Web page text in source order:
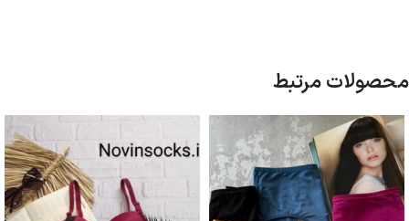
محصولات مرتبط